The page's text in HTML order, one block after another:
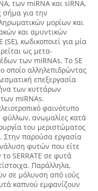
των miRNA και siRNA,
σήμα για την
μορίων και
και αμυντικών
κωδικοποιεί για μία
ως μετα-
των miRNAs. Το SE
οποίο αλληλεπιδρώντας
επεξεργασία
των κυττάρων
miRNAs.
φαινότυπο
φύλλων, ανωμαλίες κατά
του μεριστώματος
Στην παρούσα εργασία
φυτών που είτε
SERRATE σε φυτά
Παράλληλα,
σε μόλυνση από ιούς
καπνού εμφανίζουν